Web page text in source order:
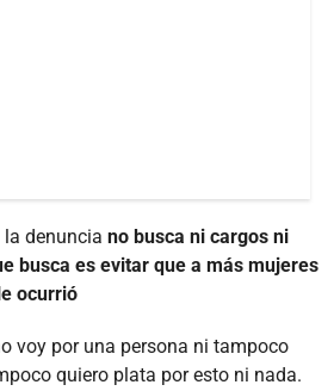
denuncia no busca ni cargos ni
busca es evitar que a más mujeres
ocurrió
voy por una persona ni tampoco
quiero plata por esto ni nada.